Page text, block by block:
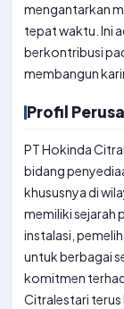
mengantarkan
tepat waktu. Ini
berkontribusi
membangun
Profil
PT Hokinda
bidang
khususnya di
memiliki sejarah
instalasi,
untuk berbagai
komitmen
Citralestari